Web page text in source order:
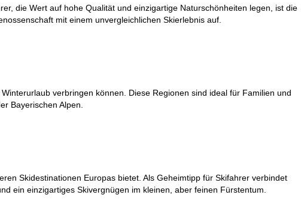
die Wert auf hohe Qualität und einzigartige Naturschönheiten legen, ist die
mit einem unvergleichlichen Skierlebnis auf.
verbringen können. Diese Regionen sind ideal für Familien und
Bayerischen Alpen.
Skidestinationen Europas bietet. Als Geheimtipp für Skifahrer verbindet
ein einzigartiges Skivergnügen im kleinen, aber feinen Fürstentum.